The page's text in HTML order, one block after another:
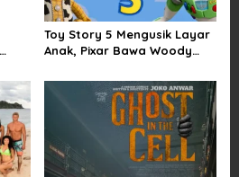
Toy Story 5 Mengusik Layar
Anak, Pixar Bawa Woody